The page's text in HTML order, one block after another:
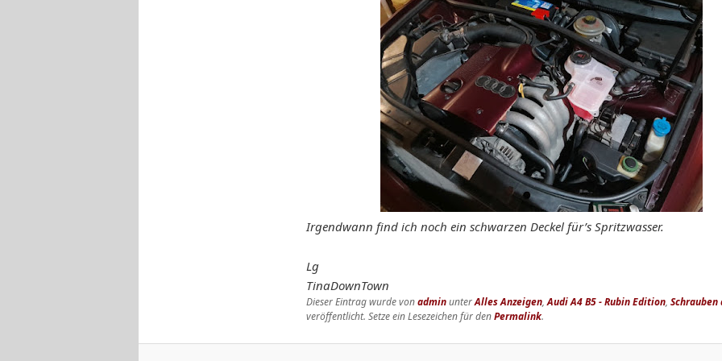
Irgendwann find ich noch ein schwarzen Deckel für’s Spritzwasser.
Lg
TinaDownTown
Dieser Eintrag wurde vonadminunterAlles Anzeigen,Audi A4 B5 - Rubin Edition, Schrauben
veröffentlicht. Setze ein Lesezeichen für denPermalink.